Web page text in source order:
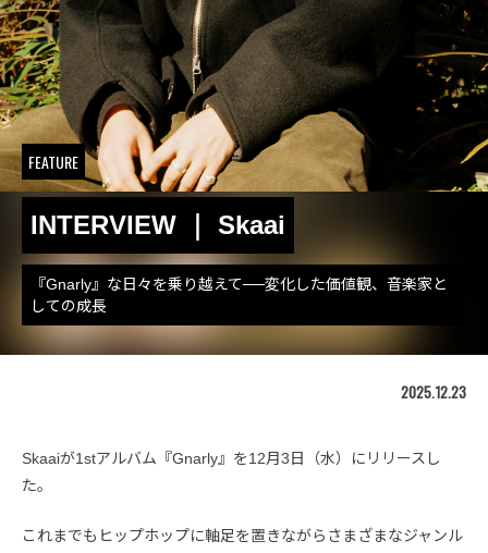
FEATURE
INTERVIEW ｜ Skaai
『Gnarly』な日々を乗り越えて──変化した価値観、音楽家と
しての成長
2025.12.23
Skaaiが1stアルバム『Gnarly』を12月3日（水）にリリースし
た。
これまでもヒップホップに軸足を置きながらさまざまなジャンル